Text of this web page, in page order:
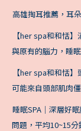
高雄掏耳推薦，耳
【her spa和和恬
與原有的腦力，睡
【her spa和和恬
可能來自頭部肌肉
睡眠SPA｜深層好
問題，平均10~15